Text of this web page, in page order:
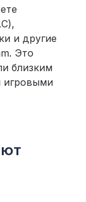
и другие
Это
близким
игровыми